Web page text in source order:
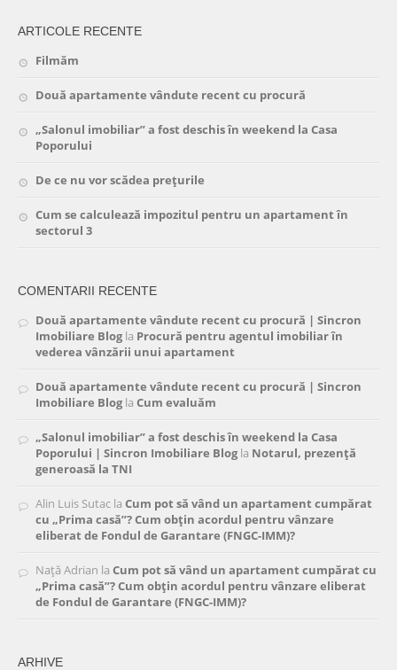
ARTICOLE RECENTE
Filmăm
Două apartamente vândute recent cu procură
„Salonul imobiliar” a fost deschis în weekend la Casa
Poporului
De ce nu vor scădea prețurile
Cum se calculează impozitul pentru un apartament în
sectorul 3
COMENTARII RECENTE
Două apartamente vândute recent cu procură | Sincron
Imobiliare Blog la Procură pentru agentul imobiliar în
vederea vânzării unui apartament
Două apartamente vândute recent cu procură | Sincron
Imobiliare Blog la Cum evaluăm
„Salonul imobiliar” a fost deschis în weekend la Casa
Poporului | Sincron Imobiliare Blog la Notarul, prezență
generoasă la TNI
Alin Luis Sutac la Cum pot să vând un apartament cumpărat
cu „Prima casă”? Cum obțin acordul pentru vânzare
eliberat de Fondul de Garantare (FNGC-IMM)?
Nață Adrian la Cum pot să vând un apartament cumpărat cu
„Prima casă”? Cum obțin acordul pentru vânzare eliberat
de Fondul de Garantare (FNGC-IMM)?
ARHIVE